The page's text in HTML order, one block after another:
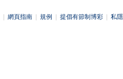
網頁指南 規例 提倡有節制博彩 私